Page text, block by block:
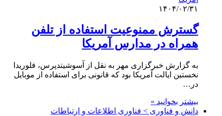
۱۴۰۴/۰۲/۳۱
گسترش ممنوعیت استفاده از تلفن
همراه در مدارس آمریکا
به گزارش خبرگزاری مهر به نقل از آسوشیتدپرس، فلوریدا
نخستین ایالت آمریکا بود که قانونی برای استفاده از موبایل
در…
بیشتر بخوانید »
دانش و فناوری > فناوری اطلاعات و ارتباطات